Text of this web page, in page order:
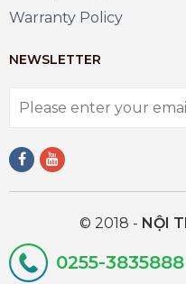
0255-3835888
Warranty Policy
NEWSLETTER
© 2018 - NỘI